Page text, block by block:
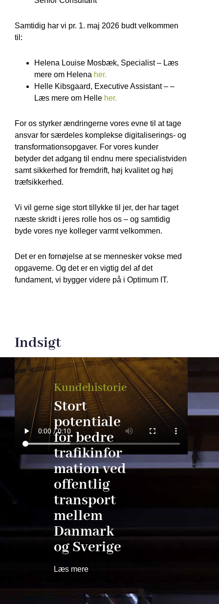
Samtidig har vi pr. 1. maj 2026 budt velkommen
til:
Helena Louise Mosbæk, Specialist – Læs
mere om Helena her.
Helle Kibsgaard, Executive Assistant – –
Læs mere om Helle her.
For os styrker ændringerne vores evne til at tage
ansvar for særdeles komplekse digitaliserings- og
transformationsopgaver. For vores kunder
betyder det adgang til endnu mere specialistviden
samt sikkerhed for fremdrift, høj kvalitet og høj
træfsikkerhed.
Vi vil gerne sige stort tillykke til jer, der har taget
næste skridt i jeres rolle hos os – og samtidig
byde vores nye kolleger varmt velkommen.
Det er en fornøjelse at se mennesker vokse med
opgaverne. Og det er en vigtig del af det
fundament, vi bygger videre på i Optimum IT.
Indsigt
February 22, 2019
Kundehistorie
Stort
potentiale
for bedre
trafikinfor
mation ved
offentlig
transport
mellem
Danmark
og Sverige
Læs mere